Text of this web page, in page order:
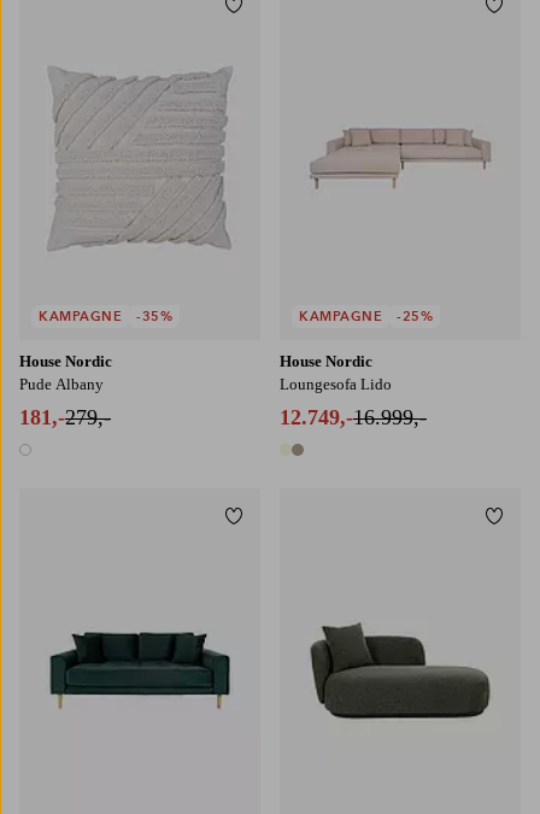
House Nordic
Pude Albany
181,-279,-
1 farve
KAMPAGNE -35%
Tilføj til favoritter
House Nordic
Loungesofa Lido
12.749,-16.999,-
2 farver
KAMPAGNE -25%
Tilføj til favoritter